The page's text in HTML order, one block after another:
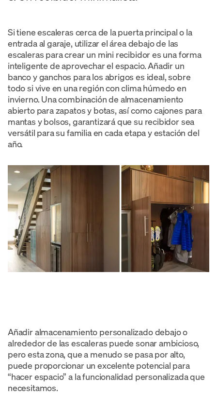
Si tiene escaleras cerca de la puerta principal o la
entrada al garaje, utilizar el área debajo de las
escaleras para crear un mini recibidor es una forma
inteligente de aprovechar el espacio. Añadir un
banco y ganchos para los abrigos es ideal, sobre
todo si vive en una región con clima húmedo en
invierno. Una combinación de almacenamiento
abierto para zapatos y botas, así como cajones para
mantas y bolsos, garantizará que su recibidor sea
versátil para su familia en cada etapa y estación del
año.
Añadiralmacenamiento personalizadodebajo o
alrededor de las escaleras puede sonar ambicioso,
pero esta zona, que a menudo se pasa por alto,
puede proporcionar un excelente potencial para
“hacer espacio” a la funcionalidad personalizada que
necesitamos.